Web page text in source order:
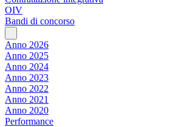
OIV
Bandi di concorso
Anno 2026
Anno 2025
Anno 2024
Anno 2023
Anno 2022
Anno 2021
Anno 2020
Performance